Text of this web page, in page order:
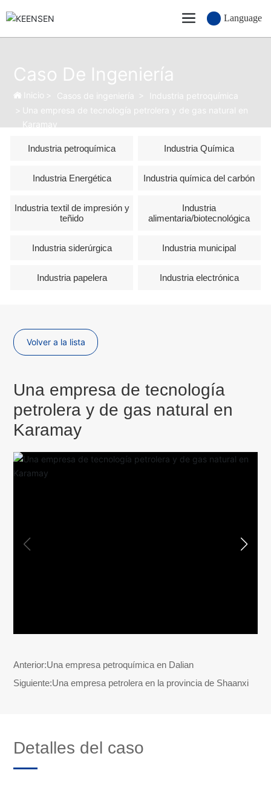
Language
Caso De Ingeniería
Inicio Casos de ingeniería
Industria petroquímica
Una empresa de tecnología petrolera y de gas natural en
Karamay
Industria petroquímica Industria Química
Industria Energética Industria química del carbón
Industria textil de impresión y
teñido
Industria
alimentaria/biotecnológica
Industria siderúrgica Industria municipal
Industria papelera Industria electrónica
Volver a la lista
Una empresa de tecnología
petrolera y de gas natural en
Karamay
Anterior:Una empresa petroquímica en Dalian
Siguiente:Una empresa petrolera en la provincia de Shaanxi
Detalles del caso